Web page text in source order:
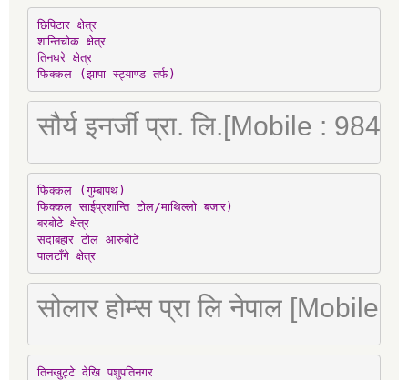
छिपिटार क्षेत्र
शान्तिचोक क्षेत्र
तिनघरे क्षेत्र
फिक्कल (झापा स्ट्याण्ड तर्फ)
सौर्य इनर्जी प्रा. लि.[Mobile :
फिक्कल (गुम्बापथ)
फिक्कल साईप्रशान्ति टोल/माथिल्लो बजार)
बरबोटे क्षेत्र
सदाबहार टोल आरुबोटे
पालटाँगे क्षेत्र
सोलार होम्स प्रा लि नेपाल [Mobile
तिनखुट्टे देखि पशुपतिनगर